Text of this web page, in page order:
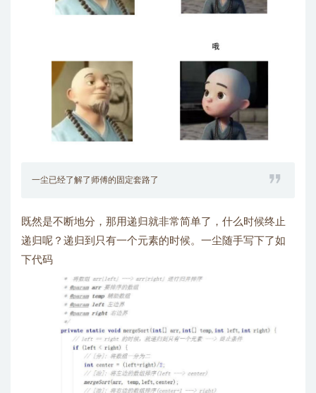
一尘已经了解了师傅的固定套路了
既然是不断地分，那用递归就非常简单了，什么时候终止
递归呢？递归到只有一个元素的时候。一尘随手写下了如
下代码